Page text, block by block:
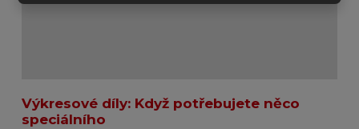
Výkresové díly: Když potřebujete něco
speciálního